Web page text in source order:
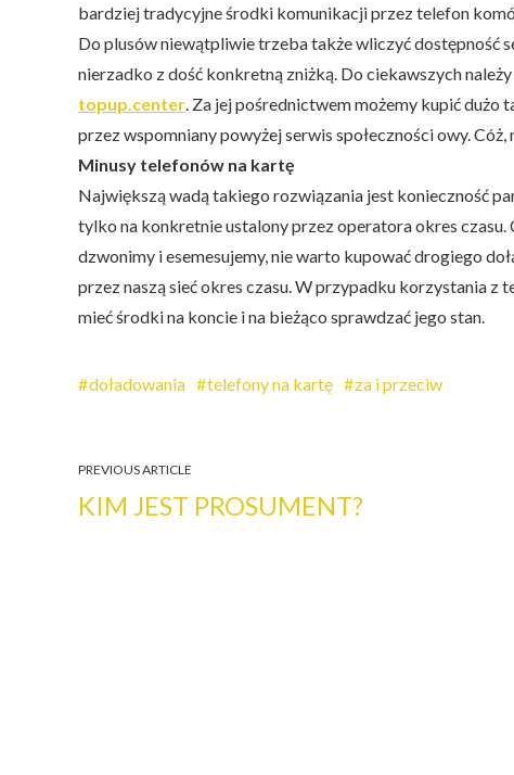
bardziej tradycyjne środki komunikacji przez telefon
Do plusów niewątpliwie trzeba także wliczyć dostępność
nierzadko z dość konkretną zniżką. Do ciekawszych
topup.center . Za jej pośrednictwem możemy kupić
przez wspomniany powyżej serwis społeczności owy.
Minusy telefonów na kartę
Największą wadą takiego rozwiązania jest konieczność
tylko na konkretnie ustalony przez operatora okres czasu.
dzwonimy i esemesujemy, nie warto kupować drogiego
przez naszą sieć okres czasu. W przypadku korzystania z
mieć środki na koncie i na bieżąco sprawdzać jego stan.
doładowania telefony na kartę za i przeciw
PREVIOUS ARTICLE
KIM JEST PROSUMENT?